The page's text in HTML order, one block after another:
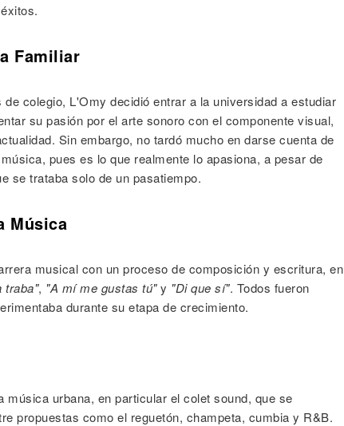
Familiar
colegio, L'Omy decidió entrar a la universidad a estudiar
su pasión por el arte sonoro con el componente visual,
Sin embargo, no tardó mucho en darse cuenta de
pues es lo que realmente lo apasiona, a pesar de
se trataba solo de un pasatiempo.
Música
musical con un proceso de composición y escritura, en
traba", "A mí me gustas tú"y "Di que sí". Todos fueron
durante su etapa de crecimiento.
música urbana, en particular el colet sound, que se
propuestas como el reguetón, champeta, cumbia y R&B.